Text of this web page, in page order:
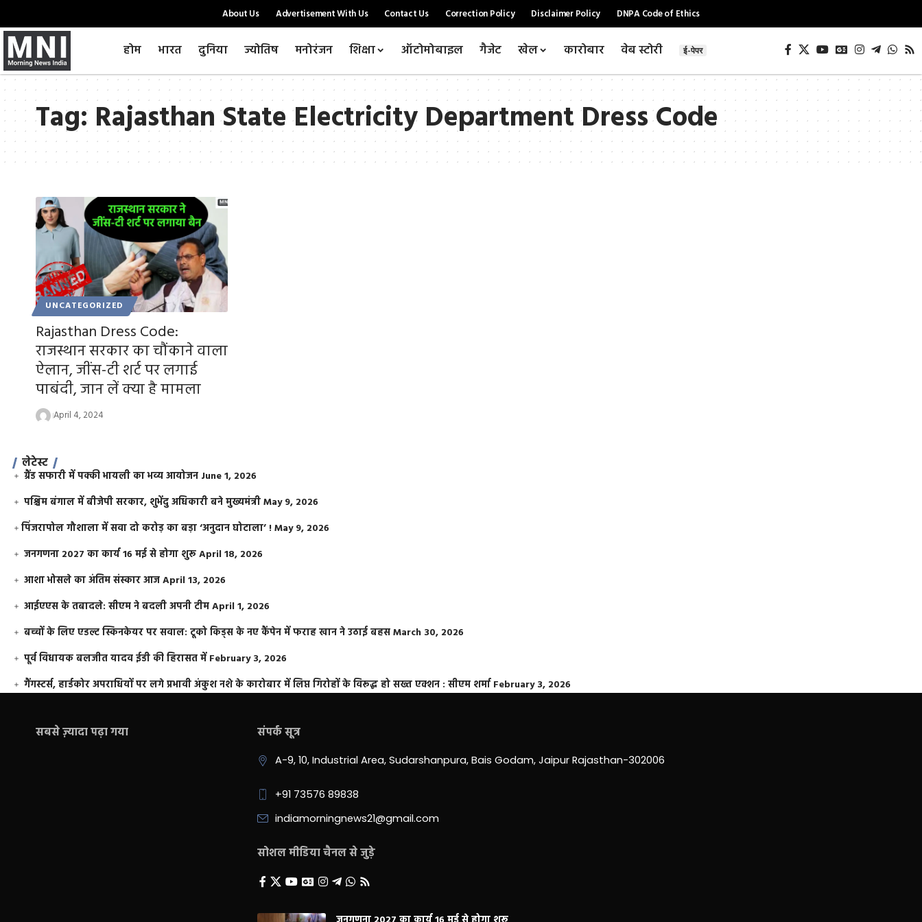
About Us Advertisement With Us Contact Us Correction Policy Disclaimer Policy DNPA Code of Ethics
होम भारत दुनिया ज्योतिष मनोरंजन शिक्षा ऑटोमोबाइल गैजेट खेल कारोबार वेब स्टोरी ई-पेपर
Tag: Rajasthan State Electricity Department Dress Code
UNCATEGORIZED
Rajasthan Dress Code:
राजस्थान सरकार का चौंकाने वाला
ऐलान, जींस-टी शर्ट पर लगाई
पाबंदी, जान लें क्या है मामला
April 4, 2024
लेटेस्ट
ग्रैंड सफारी में पक्की भायली का भव्य आयोजन June 1, 2026
पश्चिम बंगाल में बीजेपी सरकार, शुभेंदु अधिकारी बने मुख्यमंत्रीMay 9, 2026
​पिंजरापोल गौशाला में सवा दो करोड़ का बड़ा ‘अनुदान घोटाला’ !May 9, 2026
जनगणना 2027 का कार्य 16 मई से होगा शुरूApril 18, 2026
आशा भोसले का अंतिम संस्कार आजApril 13, 2026
आईएएस के तबादले: सीएम ने बदली अपनी टीमApril 1, 2026
बच्चों के लिए एडल्ट स्किनकेयर पर सवाल: टूको किड्स के नए कैंपेन में फराह खान ने उठाई बहसMarch 30, 2026
पूर्व विधायक बलजीत यादव ईडी की हिरासत में February 3, 2026
गैंगस्टर्स, हार्डकोर अपराधियों पर लगे प्रभावी अंकुश नशे के कारोबार में लिप्त गिरोहों के विरूद्ध हो सख्त एक्शन : सीएम शर्मा February 3, 2026
सबसे ज़्यादा पढ़ा गया संपर्क सूत्र
A-9, 10, Industrial Area, Sudarshanpura, Bais Godam, Jaipur Rajasthan-302006
+91 73576 89838
indiamorningnews21@gmail.com
सोशल मीडिया चैनल से जुड़े